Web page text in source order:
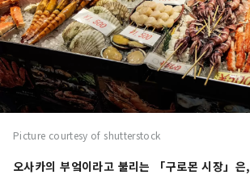
Picture courtesy of shutterstock
오사카의 부엌이라고 불리는 「구로몬 시장」은,